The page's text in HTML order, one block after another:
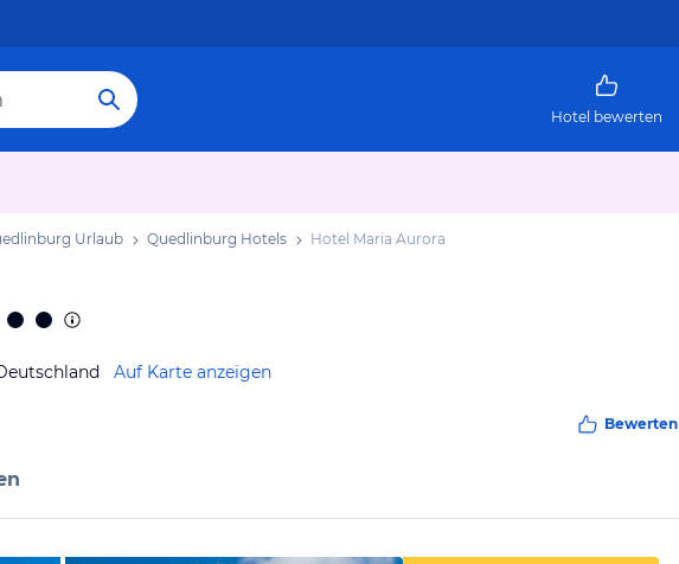
Hotel bewerten
Urlaub Quedlinburg Hotels Hotel Maria Aurora
Auf Karte anzeigen
Bewerten